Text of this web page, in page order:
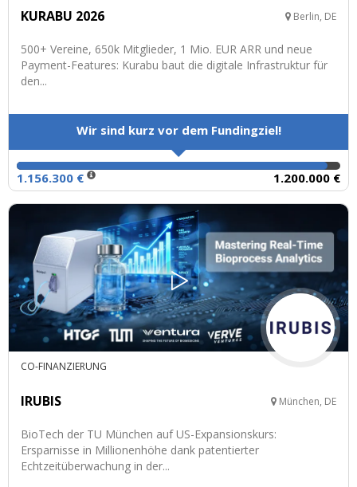
KURABU 2026 Berlin, DE
500+ Vereine, 650k Mitglieder, 1 Mio. EUR ARR und neue
Payment-Features: Kurabu baut die digitale Infrastruktur für
den...
Wir sind kurz vor dem Fundingziel!
1.156.300 € 1.200.000 €
CO-FINANZIERUNG
IRUBIS München, DE
BioTech der TU München auf US-Expansionskurs:
Ersparnisse in Millionenhöhe dank patentierter
Echtzeitüberwachung in der...